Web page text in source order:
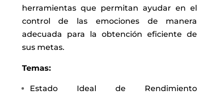
herramientas que permitan ayudar en el
control de las emociones de manera
adecuada para la obtención eficiente de
sus metas.
Temas:
Estado Ideal de Rendimiento